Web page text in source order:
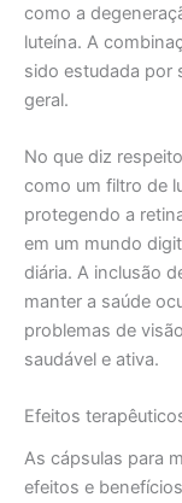
como a
luteína. A
sido estudada por
geral.
No que diz
como um filtro de
protegendo a
em um mundo
diária. A inclusão
manter a saúde
problemas de
saudável e ativa.
Efeitos
As cápsulas para
efeitos e